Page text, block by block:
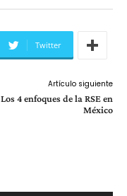
Twitter
Artículo siguiente
Los 4 enfoques de la RSE en
México